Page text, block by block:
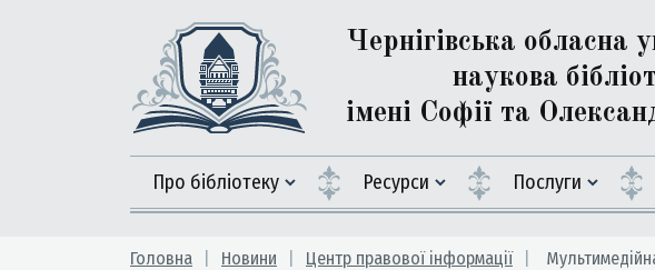
Чернігівська обласна
наукова
імені Софії та
Про бібліотеку Ресурси Послуги
Головна Новини Центр правової інформації